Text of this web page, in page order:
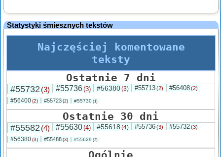
Statystyki śmiesznych tekstów
Najczęściej komentowane
teksty
Ostatnie 7 dni
#55732 (3) #55736(3) #56380(3) #55713(2) #56408(2)
#56400(2) #55723 (2) #55730 (1)
Ostatnie 30 dni
#55582 (4) #55630(4) #55618 (4) #55736(3) #55732(3)
#56380(3) #55488 (3) #55629 (2)